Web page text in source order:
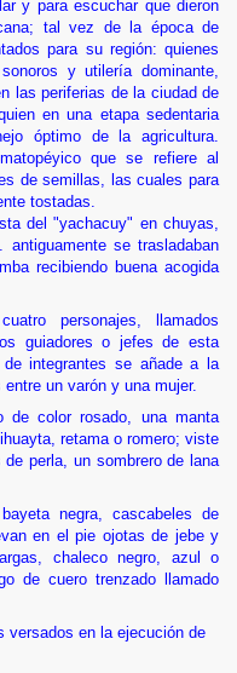
y para escuchar que dieron
tal vez de la época de
para su región: quienes
y utilería dominante,
las periferias de la ciudad de
en una etapa sedentaria
óptimo de la agricultura.
que se refiere al
de semillas, las cuales para
tostadas.
del "yachacuy" en chuyas,
se trasladaban
recibiendo buena acogida
personajes, llamados
guiadores o jefes de esta
integrantes se añade a la
un varón y una mujer.
de color rosado, una manta
retama o romero; viste
perla, un sombrero de lana
negra, cascabeles de
en el pie ojotas de jebe y
chaleco negro, azul o
de cuero trenzado llamado
versados en la ejecución de